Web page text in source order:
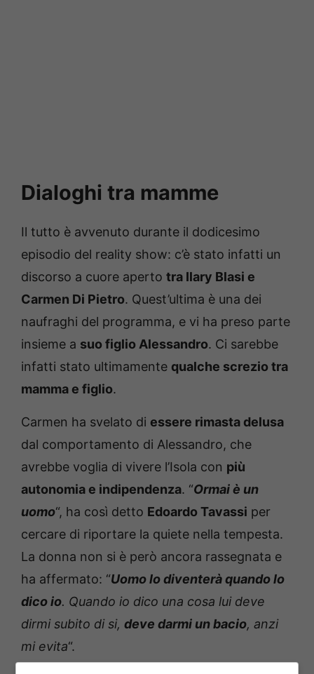
Dialoghi tra mamme
Il tutto è avvenuto durante il dodicesimo
episodio del reality show: c’è stato infatti un
discorso a cuore aperto tra Ilary Blasi e
Carmen Di Pietro. Quest’ultima è una dei
naufraghi del programma, e vi ha preso parte
insieme a suo figlio Alessandro. Ci sarebbe
infatti stato ultimamente qualche screzio tra
mamma e figlio.
Carmen ha svelato di essere rimasta delusa
dal comportamento di Alessandro, che
avrebbe voglia di vivere l’Isola con più
autonomia e indipendenza. “Ormai è un
uomo“, ha così detto Edoardo Tavassi per
cercare di riportare la quiete nella tempesta.
La donna non si è però ancora rassegnata e
ha affermato: “Uomo lo diventerà quando lo
dico io. Quando io dico una cosa lui deve
dirmi subito di si, deve darmi un bacio, anzi
mi evita“.